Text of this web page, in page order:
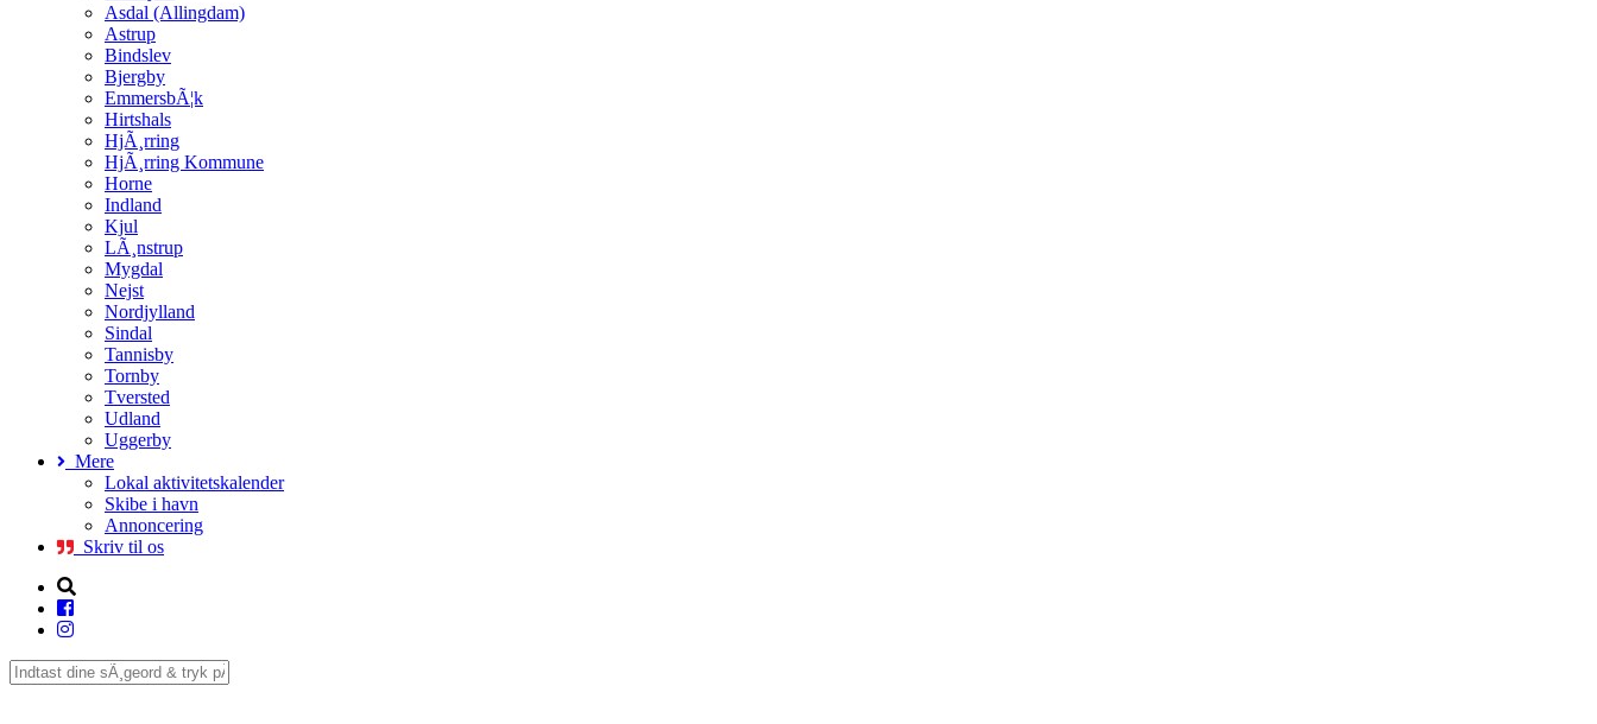
Asdal (Allingdam)
Astrup
Bindslev
Bjergby
EmmersbÃ¦k
Hirtshals
HjÃ¸rring
HjÃ¸rring Kommune
Horne
Indland
Kjul
LÃ¸nstrup
Mygdal
Nejst
Nordjylland
Sindal
Tannisby
Tornby
Tversted
Udland
Uggerby
Mere
Lokal aktivitetskalender
Skibe i havn
Annoncering
Skriv til os